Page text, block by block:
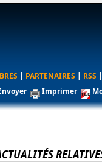
| PARTENAIRES | RSS |
Imprimer